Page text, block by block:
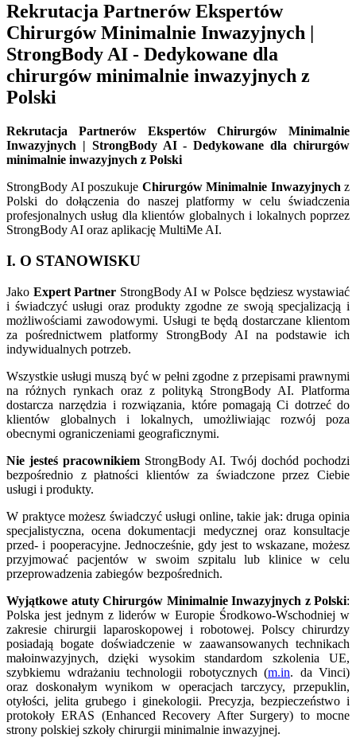
Rekrutacja Partnerów Ekspertów
Chirurgów Minimalnie Inwazyjnych |
StrongBody AI - Dedykowane dla
chirurgów minimalnie inwazyjnych z
Polski
Rekrutacja Partnerów Ekspertów Chirurgów Minimalnie
Inwazyjnych | StrongBody AI - Dedykowane dla chirurgów
minimalnie inwazyjnych z Polski
StrongBody AI poszukuje Chirurgów Minimalnie Inwazyjnych z
Polski do dołączenia do naszej platformy w celu świadczenia
profesjonalnych usług dla klientów globalnych i lokalnych poprzez
StrongBody AI oraz aplikację MultiMe AI.
I. O STANOWISKU
Jako Expert Partner StrongBody AI w Polsce będziesz wystawiać
i świadczyć usługi oraz produkty zgodne ze swoją specjalizacją i
możliwościami zawodowymi. Usługi te będą dostarczane klientom
za pośrednictwem platformy StrongBody AI na podstawie ich
indywidualnych potrzeb.
Wszystkie usługi muszą być w pełni zgodne z przepisami prawnymi
na różnych rynkach oraz z polityką StrongBody AI. Platforma
dostarcza narzędzia i rozwiązania, które pomagają Ci dotrzeć do
klientów globalnych i lokalnych, umożliwiając rozwój poza
obecnymi ograniczeniami geograficznymi.
Nie jesteś pracownikiemStrongBody AI. Twój dochód pochodzi
bezpośrednio z płatności klientów za świadczone przez Ciebie
usługi i produkty.
W praktyce możesz świadczyć usługi online, takie jak: druga opinia
specjalistyczna, ocena dokumentacji medycznej oraz konsultacje
przed- i pooperacyjne. Jednocześnie, gdy jest to wskazane, możesz
przyjmować pacjentów w swoim szpitalu lub klinice w celu
przeprowadzenia zabiegów bezpośrednich.
Wyjątkowe atuty Chirurgów Minimalnie Inwazyjnych z Polski:
Polska jest jednym z liderów w Europie Środkowo-Wschodniej w
zakresie chirurgii laparoskopowej i robotowej. Polscy chirurdzy
posiadają bogate doświadczenie w zaawansowanych technikach
małoinwazyjnych, dzięki wysokim standardom szkolenia UE,
szybkiemu wdrażaniu technologii robotycznych (m.in. da Vinci)
oraz doskonałym wynikom w operacjach tarczycy, przepuklin,
otyłości, jelita grubego i ginekologii. Precyzja, bezpieczeństwo i
protokoły ERAS (Enhanced Recovery After Surgery) to mocne
strony polskiej szkoły chirurgii minimalnie inwazyjnej.